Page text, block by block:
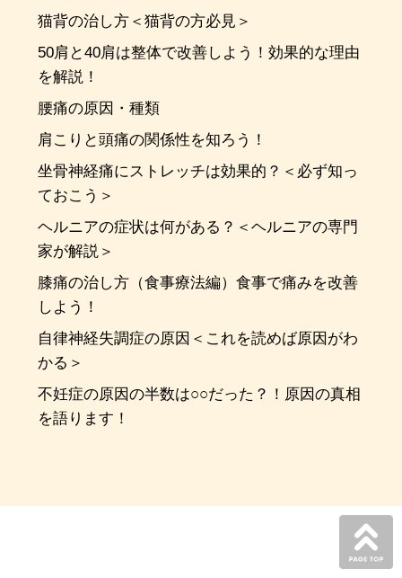
猫背の治し方＜猫背の方必見＞
50肩と40肩は整体で改善しよう！効果的な理由
を解説！
腰痛の原因・種類
肩こりと頭痛の関係性を知ろう！
坐骨神経痛にストレッチは効果的？＜必ず知っ
ておこう＞
ヘルニアの症状は何がある？＜ヘルニアの専門
家が解説＞
膝痛の治し方（食事療法編）食事で痛みを改善
しよう！
自律神経失調症の原因＜これを読めば原因がわ
かる＞
不妊症の原因の半数は○○だった？！原因の真相
を語ります！